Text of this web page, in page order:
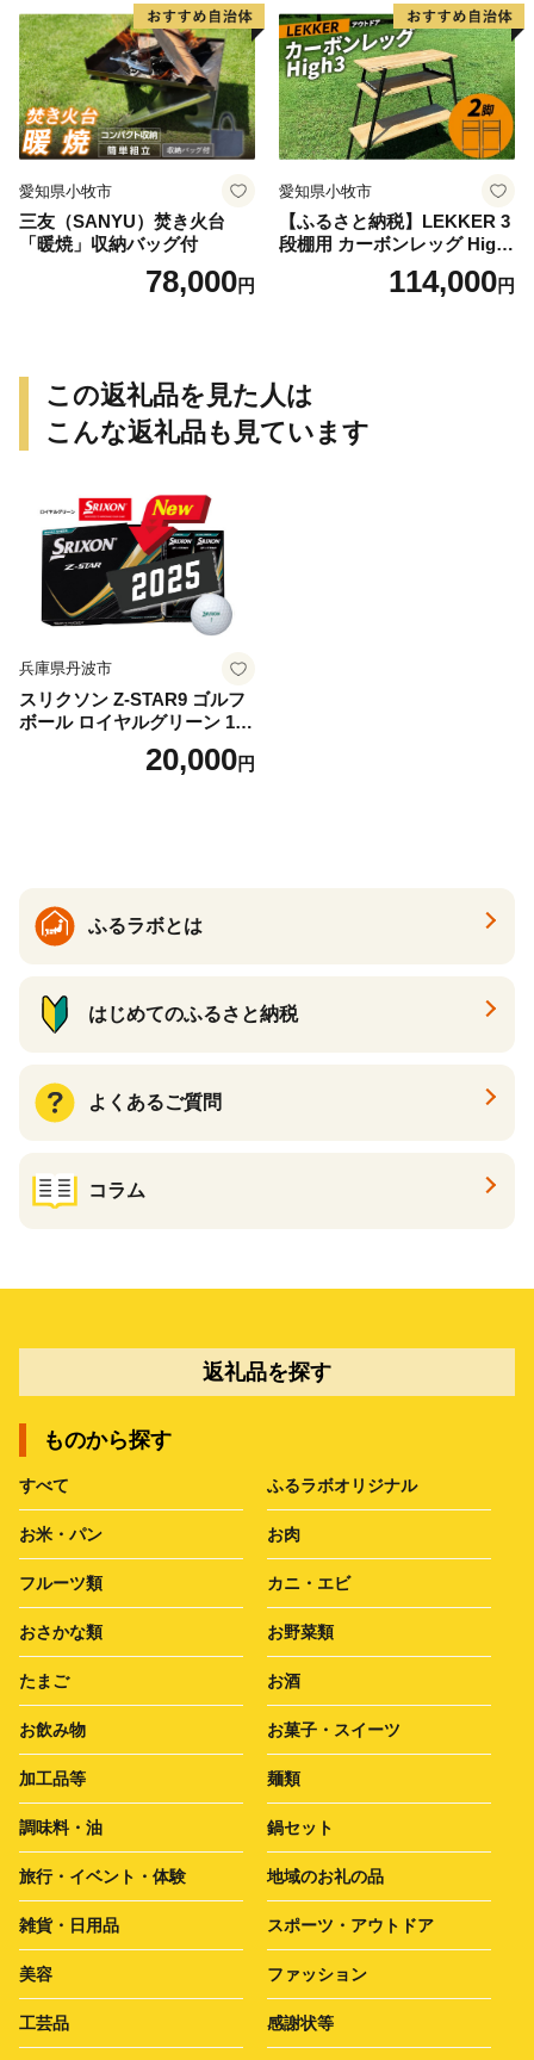
愛知県小牧市
三友（SANYU）焚き火台
「暖焼」収納バッグ付
78,000円
愛知県小牧市
【ふるさと納税】LEKKER 3
段棚用 カーボンレッグ High
3 2脚 キャンプ アウトドア ソ
ロキャン カーボン アウトド
県 小牧市 送料無料
114,000円
この返礼品を見た人は
こんな返礼品も見ています
兵庫県丹波市
スリクソン Z-STAR9 ゴルフ
ボール ロイヤルグリーン 1ダ
ース 12球 兵庫県丹波市 ふる
20,000円
ふるラボとは
はじめてのふるさと納税
よくあるご質問
コラム
返礼品を探す
ものから探す
すべて ふるラボオリジナル
お米・パン お肉
フルーツ類 カニ・エビ
おさかな類 お野菜類
たまご お酒
お飲み物 お菓子・スイーツ
加工品等 麺類
調味料・油 鍋セット
旅行・イベント・体験 地域のお礼の品
雑貨・日用品 スポーツ・アウトドア
美容 ファッション
工芸品 感謝状等